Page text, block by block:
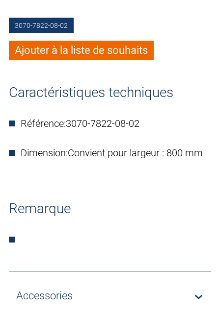
3070-7822-08-02
Ajouter à la liste de souhaits
Caractéristiques techniques
Référence:3070-7822-08-02
Dimension:Convient pour largeur : 800 mm
Remarque
Accessories